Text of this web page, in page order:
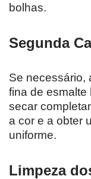
bolhas.
Segunda
Se necessário,
fina de esmalte
secar
a cor e a obter
uniforme.
Limpeza